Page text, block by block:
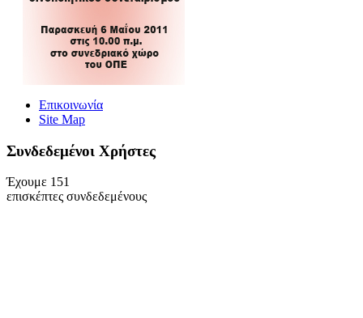
Επικοινωνία
Site Map
Συνδεδεμένοι Xρήστες
Έχουμε 151
επισκέπτες συνδεδεμένους